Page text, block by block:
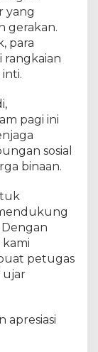
yang
gerakan.
para
rangkaian
pagi ini
sosial
binaan.
petugas
ujar